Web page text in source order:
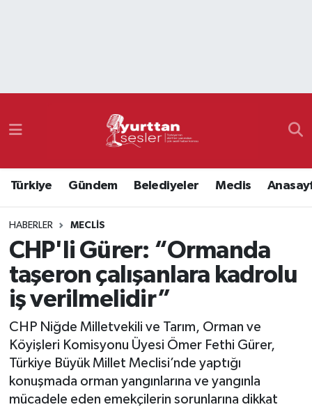
Türkiye Gündem Belediyeler Meclis
HABERLER MECLIS
CHP'li Gürer: “Ormanda
taşeron çalışanlara kadrolu
iş verilmelidir”
CHP Niğde Milletvekili ve Tarım, Orman ve
Köyişleri Komisyonu Üyesi Ömer Fethi Gürer,
Türkiye Büyük Millet Meclisi’nde yaptığı
konuşmada orman yangınlarına ve yangınla
mücadele eden emekçilerin sorunlarına dikkat
Namaz Vakitleri
Süper Lig Puan Durumu ve Fikstür
Tüm Manşetler
Son Dakika Haberleri
Haber Arşivi